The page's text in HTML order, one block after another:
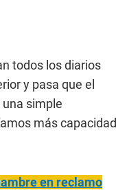
todos los diarios
y pasa que el
simple
más capacidad
en reclamo